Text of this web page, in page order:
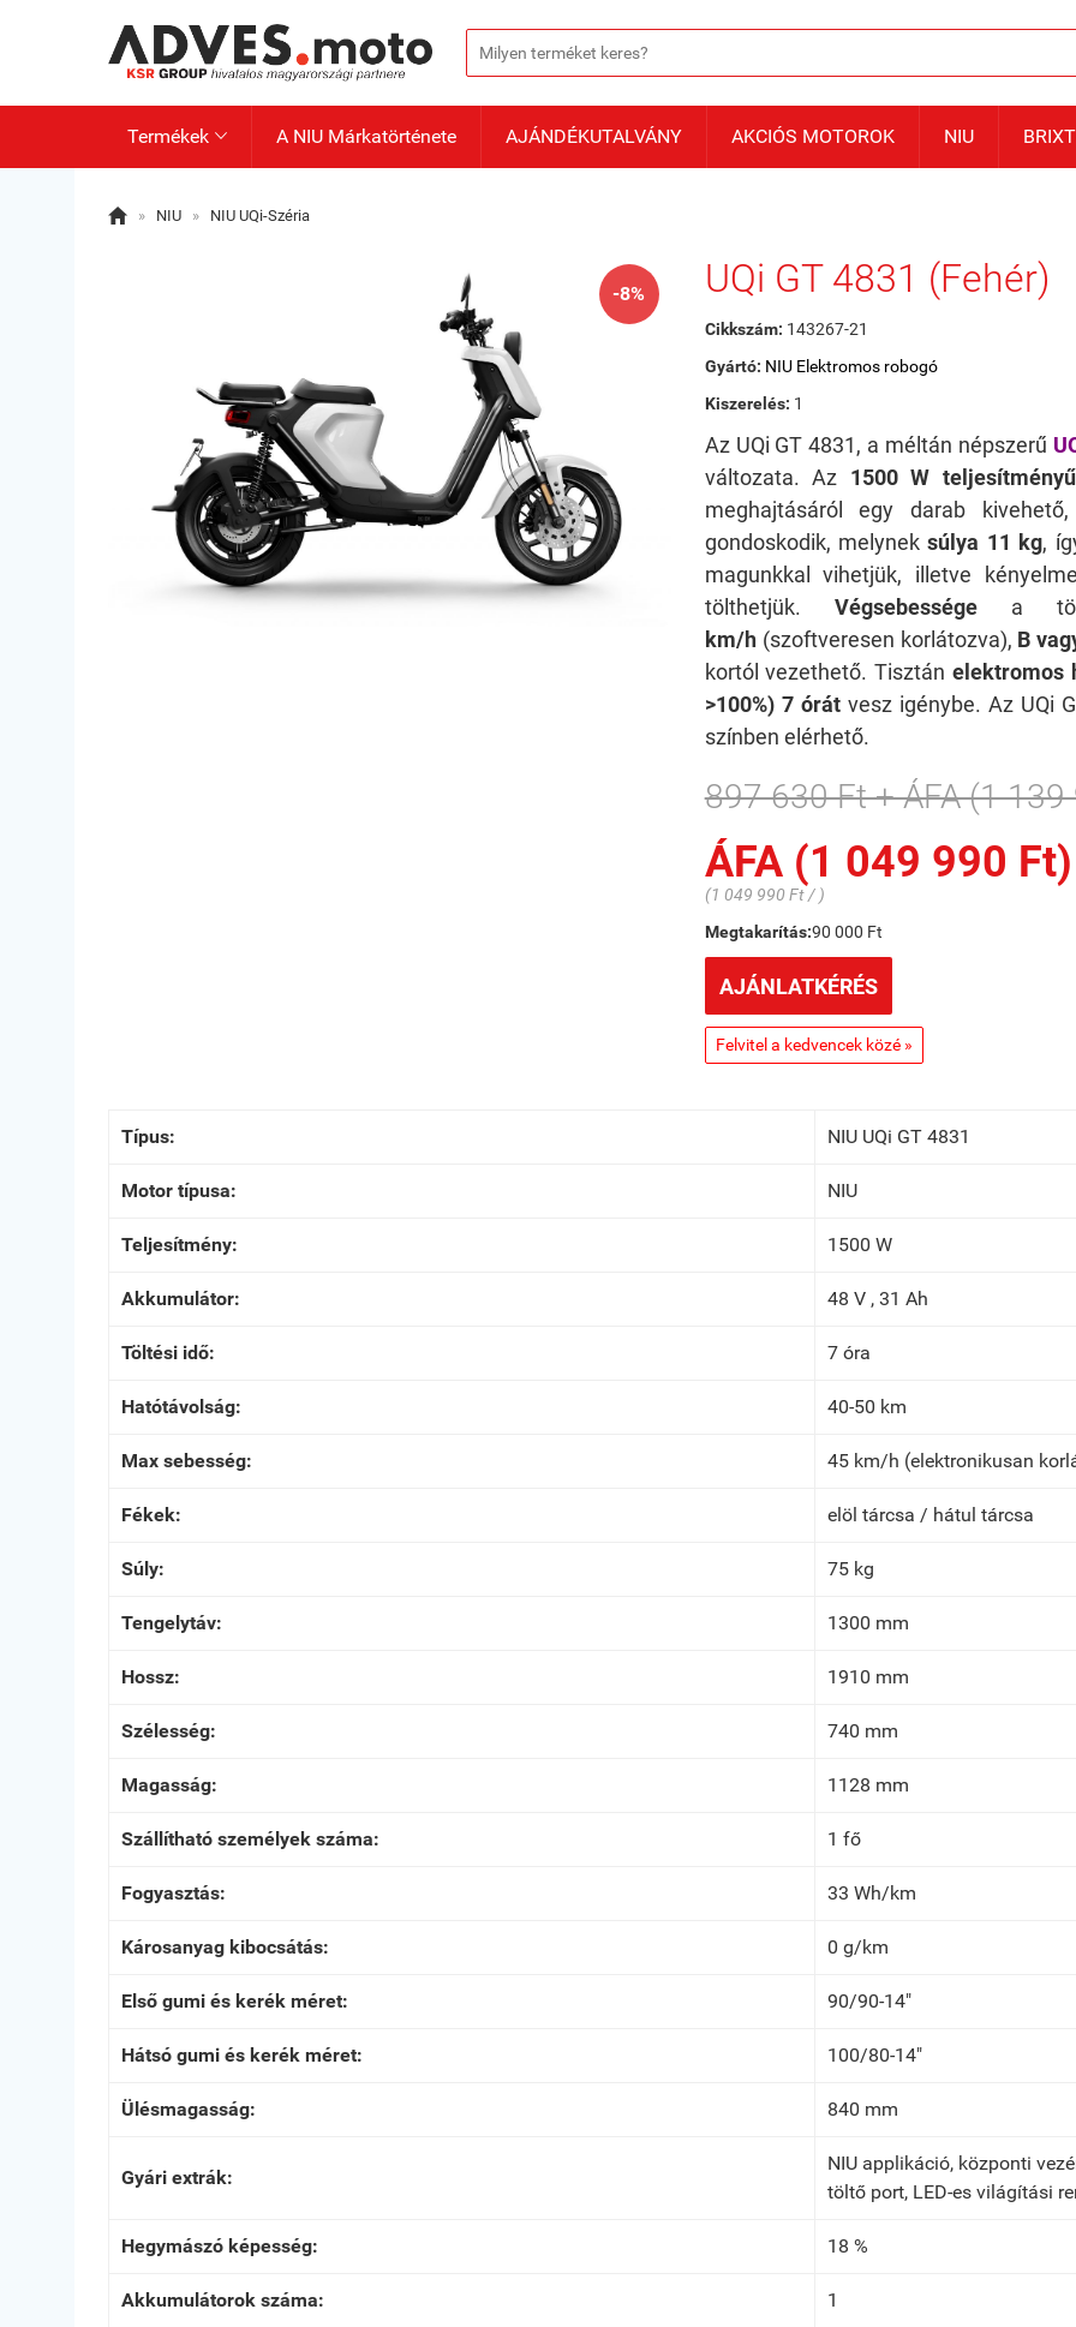
Termékek  A NIU Márkatörténete AJÁNDÉKUTALVÁNY AKCIÓS MOTOROK NIU
 » NIU » NIU UQi-Széria
-8% UQi GT 4831 (Fehér)
Cikkszám: 143267-21
Gyártó: NIU Elektromos robogó
Kiszerelés: 1
Az UQi GT 4831, a méltán népszerű
változata. Az 1500 W teljesítményű
meghajtásáról egy darab kivehető,
gondoskodik, melyneksúlya 11 kg,
magunkkal vihetjük, illetve
tölthetjük. Végsebességea
km/h(szoftveresen korlátozva), B
kortól vezethető. Tisztán elektromos
>100%) 7 órátvesz igénybe. Az UQi
színben elérhető.
897 630 Ft + ÁFA (1
ÁFA (1 049 990 Ft)
(1 049 990 Ft / )
Megtakarítás:90 000 Ft
AJÁNLATKÉRÉS
Felvitel a kedvencek közé »
Típus: NIU UQi GT 4831
Motor típusa: NIU
Teljesítmény: 1500 W
Akkumulátor: 48 V , 31 Ah
Töltési idő: 7 óra
Hatótávolság: 40-50 km
Max sebesség: 45 km/h (elektronikusan
Fékek: elöl tárcsa / hátul tárcsa
Súly: 75 kg
Tengelytáv: 1300 mm
Hossz: 1910 mm
Szélesség: 740 mm
Magasság: 1128 mm
Szállítható személyek száma: 1 fő
Fogyasztás: 33 Wh/km
Károsanyag kibocsátás: 0 g/km
Első gumi és kerék méret: 90/90-14"
Hátsó gumi és kerék méret: 100/80-14"
Ülésmagasság: 840 mm
Gyári extrák:
NIU applikáció, központi
töltő port, LED-es világítási
Hegymászó képesség: 18 %
Akkumulátorok száma: 1